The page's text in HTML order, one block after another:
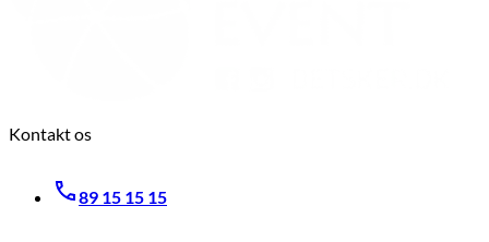
Kontakt os
89 15 15 15